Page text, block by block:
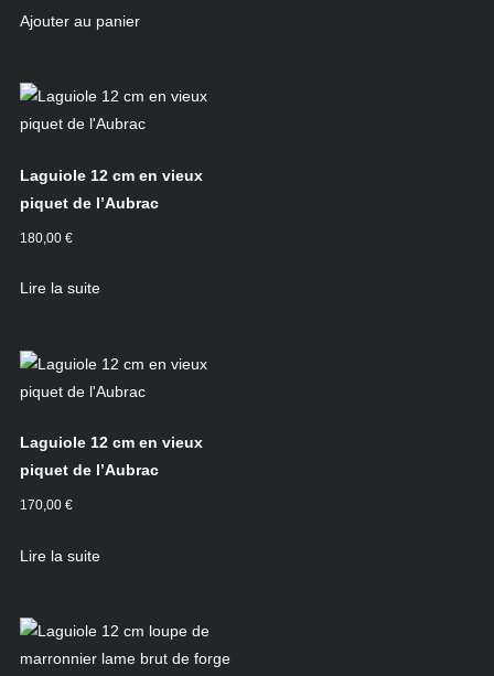
Ajouter au panier
Laguiole 12 cm en vieux
piquet de l’Aubrac
180,00 €
Lire la suite
Laguiole 12 cm en vieux
piquet de l’Aubrac
170,00 €
Lire la suite